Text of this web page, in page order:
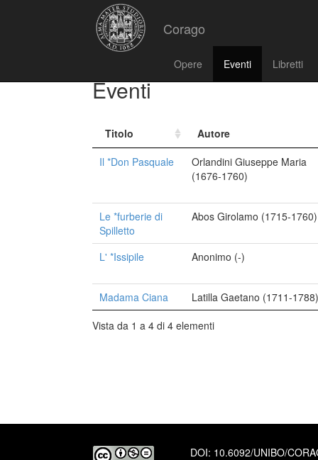
Corago
Opere Eventi Libretti
Eventi
Titolo
Autore
Il *Don Pasquale
Orlandini Giuseppe Maria
(1676-1760)
Le *furberie di
Spilletto
Abos Girolamo (1715-1760)
L' *Issipile Anonimo (-)
Madama Ciana
Latilla Gaetano (1711-1788)
Vista da 1 a 4 di 4 elementi
DOI: 10.6092/UNIBO/